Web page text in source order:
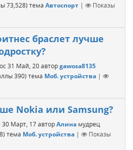
73,528) тема Автоспорт |
Показы
браслет лучше
31 Май, 20 авторgawosa8135
390) тема Моб. устройства |
Nokia или Samsung?
30 Март, 17 авторАлина мудрец
) тема Моб. устройства |
Показы